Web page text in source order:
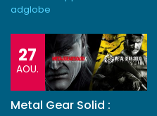
adglobe
27
AOU.
Metal Gear Solid :